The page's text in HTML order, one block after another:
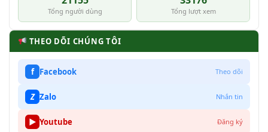
Tổng người dùng Tổng lượt xem
THEO DÕI CHÚNG TÔI
f Facebook Theo dõi
Z Zalo Nhắn tin
▶ Youtube Đăng ký